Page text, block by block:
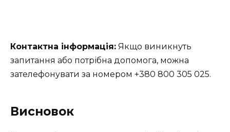
Контактна інформація: Якщо виникнуть
запитання або потрібна допомога, можна
зателефонувати за номером +380 800 305 025.
Висновок